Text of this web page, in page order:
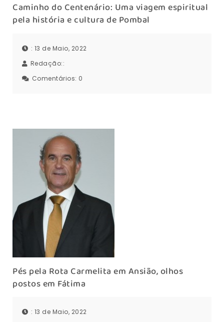
Caminho do Centenário: Uma viagem espiritual
pela história e cultura de Pombal
: 13 de Maio, 2022
Redação::
Comentários: 0
Pés pela Rota Carmelita em Ansião, olhos
postos em Fátima
: 13 de Maio, 2022